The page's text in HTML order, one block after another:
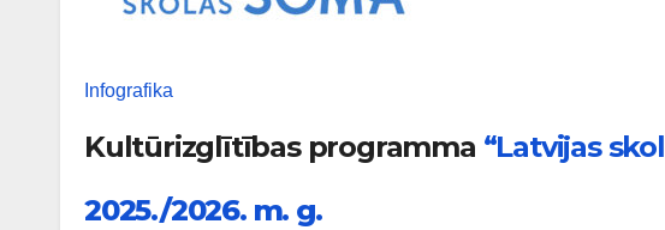
Infografika
Kultūrizglītības programma “Latvijas
2025./2026. m. g.